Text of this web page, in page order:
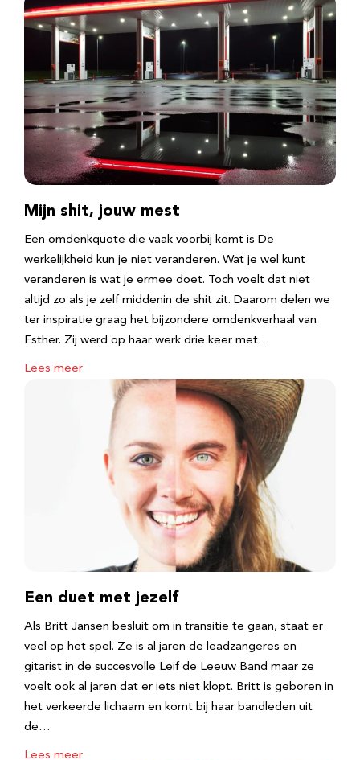
Mijn shit, jouw mest
Een omdenkquote die vaak voorbij komt is De
werkelijkheid kun je niet veranderen. Wat je wel kunt
veranderen is wat je ermee doet. Toch voelt dat niet
altijd zo als je zelf middenin de shit zit. Daarom delen we
ter inspiratie graag het bijzondere omdenkverhaal van
Esther. Zij werd op haar werk drie keer met…
Lees meer
Een duet met jezelf
Als Britt Jansen besluit om in transitie te gaan, staat er
veel op het spel. Ze is al jaren de leadzangeres en
gitarist in de succesvolle Leif de Leeuw Band maar ze
voelt ook al jaren dat er iets niet klopt. Britt is geboren in
het verkeerde lichaam en komt bij haar bandleden uit
de…
Lees meer